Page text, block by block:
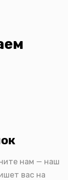
нам — наш
вас на